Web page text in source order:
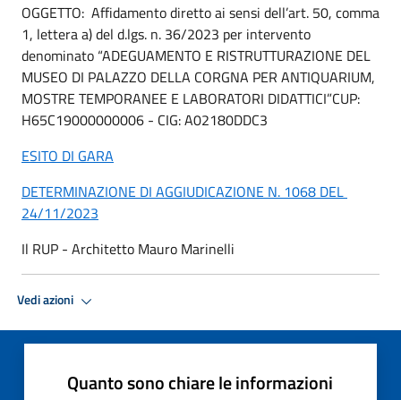
OGGETTO: Affidamento diretto ai sensi dell’art. 50, comma
1, lettera a) del d.lgs. n. 36/2023 per intervento
denominato “ADEGUAMENTO E RISTRUTTURAZIONE DEL
MUSEO DI PALAZZO DELLA CORGNA PER ANTIQUARIUM,
MOSTRE TEMPORANEE E LABORATORI DIDATTICI”CUP:
H65C19000000006 - CIG: A02180DDC3
ESITO DI GARA
DETERMINAZIONE DI AGGIUDICAZIONE N. 1068 DEL
24/11/2023
Il RUP - Architetto Mauro Marinelli
Vedi azioni
Quanto sono chiare le informazioni